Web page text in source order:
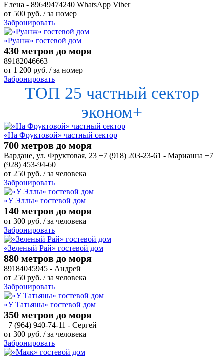
Елена - 89649474240 WhatsApp Viber
от 500 руб. / за номер
Забронировать
«Руанж» гостевой дом
430 метров до моря
89182046663
от 1 200 руб. / за номер
Забронировать
ТОП 25 частный сектор
эконом+
«На Фруктовой» частный сектор
700 метров до моря
Вардане, ул. Фруктовая, 23 +7 (918) 203-23-61 - Марианна +7
(928) 453-94-60
от 250 руб. / за человека
Забронировать
«У Эллы» гостевой дом
140 метров до моря
от 300 руб. / за человека
Забронировать
«Зеленый Рай» гостевой дом
880 метров до моря
89184045945 - Андрей
от 250 руб. / за человека
Забронировать
«У Татьяны» гостевой дом
350 метров до моря
+7 (964) 940-74-11 - Сергей
от 300 руб. / за человека
Забронировать